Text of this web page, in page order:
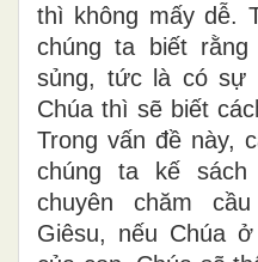
thì không mấy dễ.
chúng ta biết
sủng, tức là có sự
Chúa thì sẽ biết
Trong vấn đề này,
chúng ta kế
chuyên chăm
Giêsu, nếu Chúa